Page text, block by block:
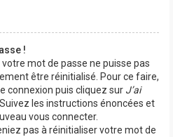
!
votre mot de passe ne puisse pas
être réinitialisé. Pour ce faire,
connexion puis cliquez sur J’ai
les instructions énoncées et
vous connecter.
pas à réinitialiser votre mot de